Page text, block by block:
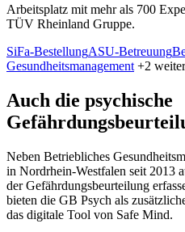
Arbeitsplatz mit mehr als 700
TÜV Rheinland Gruppe.
SiFa-BestellungASU-Betreuung
Gesundheitsmanagement +2
Auch die psychische
Neben Betriebliches
in Nordrhein-Westfalen seit 2013
der Gefährdungsbeurteilung
bieten die GB Psych als
das digitale Tool von Safe Mind.